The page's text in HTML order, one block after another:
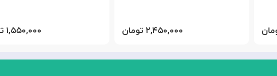
۱,۵۵۰,۰۰۰ تومان ۲,۴۵۰,۰۰۰ تومان